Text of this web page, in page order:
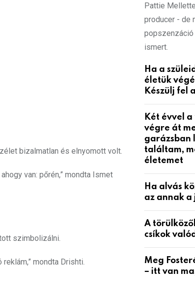
bizalmatlan és elnyomott volt.
van: pőrén,” mondta Ismet
szimbolizálni.
mondta Drishti.
Pattie
producer - de
popszenzáció
ismert.
Ha a
életük
Készülj fel
Két évvel
végre át
garázsban
találtam,
életemet
Ha alvás
az annak
A
csíkok
Meg
– itt van